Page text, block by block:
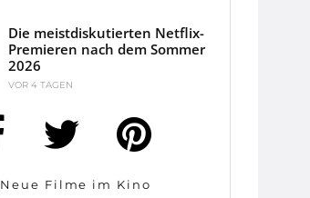
Die meistdiskutierten Netflix-
Premieren nach dem Sommer
2026
VOR 4 TAGEN
Neue Filme im Kino